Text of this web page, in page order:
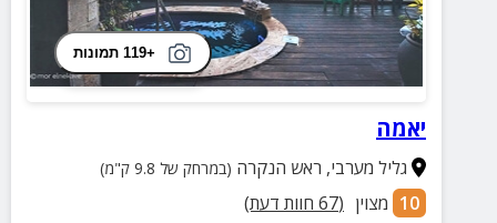
+119 תמונות
יאמה
גליל מערבי, ראש הנקרה (במרחק של 9.8 ק"מ)
10 מצוין (
67 חוות דעת)